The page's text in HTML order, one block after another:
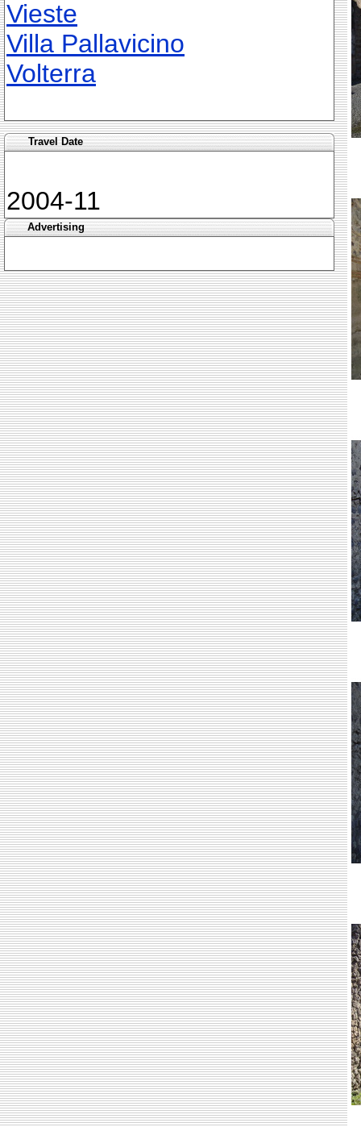
Vieste
Villa Pallavicino
Volterra
Travel Date
2004-11
Advertising